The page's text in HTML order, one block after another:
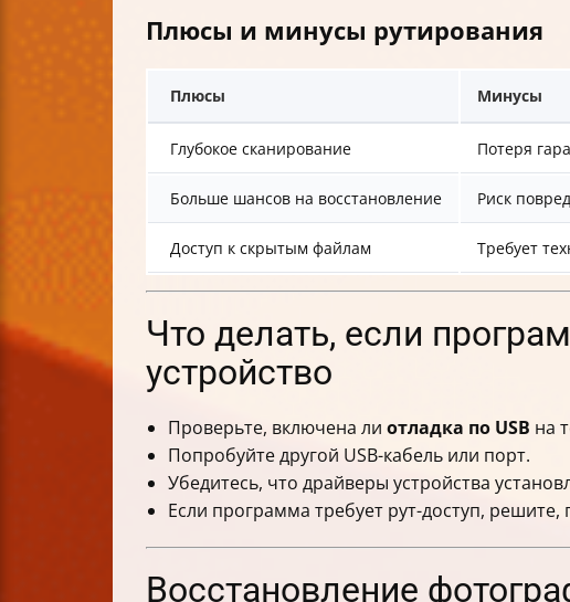
Плюсы и минусы рутирования
Плюсы Минусы
Глубокое сканирование Потеря
Больше шансов на восстановление Риск
Доступ к скрытым файлам Требует
Что делать, если
устройство
Проверьте, включена ли отладка по USB на
Попробуйте другой USB-кабель или порт.
Убедитесь, что драйверы устройства
Если программа требует рут-доступ, решите,
Восстановление